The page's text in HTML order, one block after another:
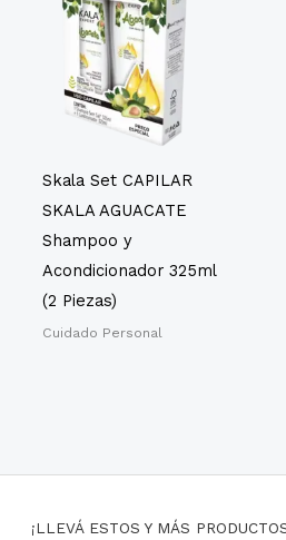
Skala Set CAPILAR
SKALA AGUACATE
Shampoo y
Acondicionador 325ml
(2 Piezas)
Cuidado Personal
¡LLEVÁ ESTOS Y MÁS